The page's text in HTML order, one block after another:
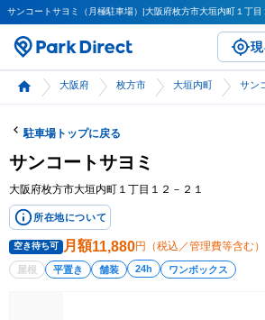
サンコートサヨミ（月極駐車場）|大阪府枚方市大垣内町１丁
大阪府 枚方市 大垣内町 サン
駐車場トップに戻る
サンコートサヨミ
大阪府枚方市大垣内町１丁目１２－２１
所在地について
空き待ち可 月額11,880円（税込／管理費等含む）
屋根 平置き 舗装 24h ワンボックス